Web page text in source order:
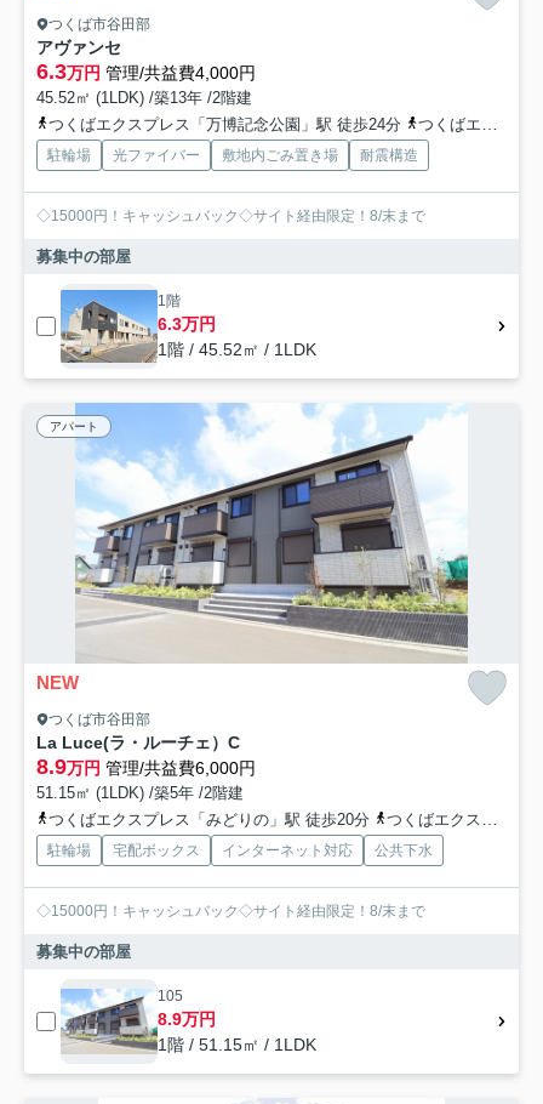
つくば市谷田部
アヴァンセ
6.3万円 管理/共益費4,000円
45.52㎡ (1LDK) /築13年 /2階建
つくばエクスプレス「万博記念公園」駅 徒歩24分
つくばエクスプレス「みどりの」駅 徒歩25分
駐輪場 光ファイバー 敷地内ごみ置き場 耐震構造
◇15000円！キャッシュバック◇サイト経由限定！8/末まで
募集中の部屋
1階
6.3万円
1階 / 45.52㎡ / 1LDK
アパート
NEW
つくば市谷田部
La Luce(ラ・ルーチェ）C
8.9万円 管理/共益費6,000円
51.15㎡ (1LDK) /築5年 /2階建
つくばエクスプレス「みどりの」駅 徒歩20分
つくばエクスプレス「万博記念公園」駅 徒歩35分
駐輪場 宅配ボックス インターネット対応 公共下水
◇15000円！キャッシュバック◇サイト経由限定！8/末まで
募集中の部屋
105
8.9万円
1階 / 51.15㎡ / 1LDK